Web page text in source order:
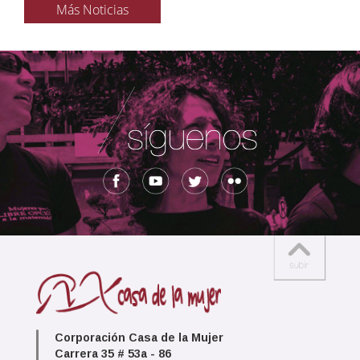
Más Noticias
Corporación Casa de la Mujer
Carrera 35 # 53a - 86